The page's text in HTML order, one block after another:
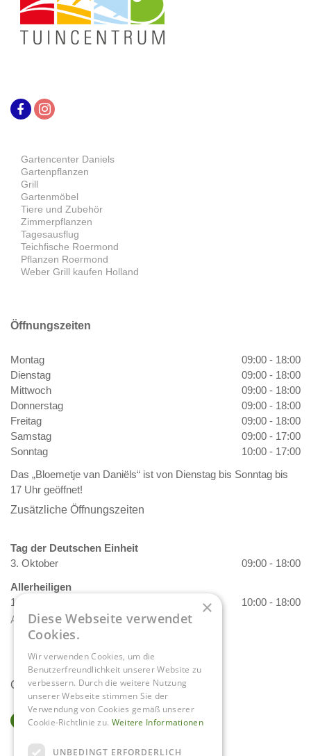
Gartencenter Daniels
Gartenpflanzen
Grill
Gartenmöbel
Tiere und Zubehör
Zimmerpflanzen
Tagesausflug
Teichfische Roermond
Pflanzen Roermond
Weber Grill kaufen Holland
Öffnungszeiten
Montag
09:00 - 18:00
Dienstag
09:00 - 18:00
Mittwoch
09:00 - 18:00
Donnerstag
09:00 - 18:00
Freitag
09:00 - 18:00
Samstag
09:00 - 17:00
Sonntag
10:00 - 17:00
Das „Bloemetje van Daniëls“ ist von Dienstag bis Sonntag bis
17 Uhr geöffnet!
Zusätzliche Öffnungszeiten
Tag der Deutschen Einheit
3. Oktober
09:00 - 18:00
Allerheiligen
1. November
10:00 - 18:00
Alle Öffnungszeiten anzeigen
Contact
Gartencenter Daniëls
6063 NL Vlodrop
×
Diese Webseite verwendet
Cookies.
Wir verwenden Cookies, um die
Benutzerfreundlichkeit unserer Website zu
verbessern. Durch die weitere Nutzung
unserer Webseite stimmen Sie der
Verwendung von Cookies gemäß unserer
Cookie-Richtlinie zu. Weitere Informationen
UNBEDINGT ERFORDERLICH